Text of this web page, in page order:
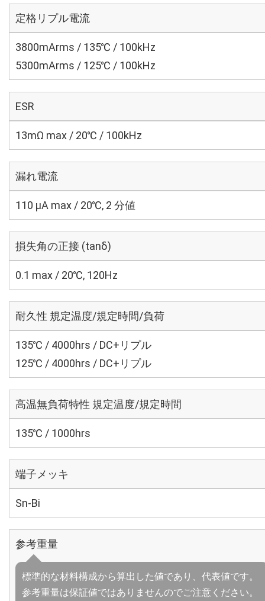
定格リプル電流
3800mArms / 135℃ / 100kHz
5300mArms / 125℃ / 100kHz
ESR
13mΩ max / 20℃ / 100kHz
漏れ電流
110 μA max / 20℃, 2 分値
損失角の正接 (tanδ)
0.1 max / 20℃, 120Hz
耐久性 規定温度/規定時間/負荷
135℃ / 4000hrs / DC+リプル
125℃ / 4000hrs / DC+リプル
高温無負荷特性 規定温度/規定時間
135℃ / 1000hrs
端子メッキ
Sn-Bi
参考重量
標準的な材料構成から算出した値であり、代表値です。
参考重量は保証値ではありませんのでご注意ください。